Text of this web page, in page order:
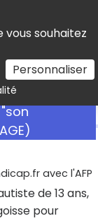
vous souhaitez
Personnaliser
avec l'AFP
de 13 ans,
pour